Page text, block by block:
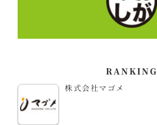
RANKING
株式会社マゴメ